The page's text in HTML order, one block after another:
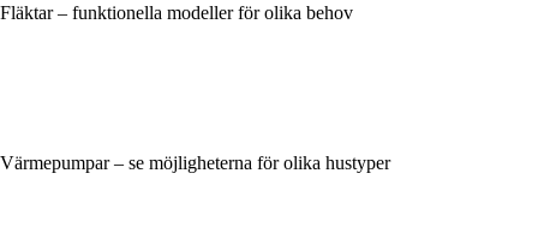
Fläktar – funktionella modeller för olika behov
Värmepumpar – se möjligheterna för olika hustyper